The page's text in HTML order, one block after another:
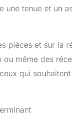
une tenue et un
pièces et sur la
même des
qui